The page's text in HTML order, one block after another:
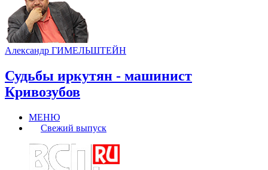
Александр ГИМЕЛЬШТЕЙН
Судьбы иркутян - машинист
Кривозубов
МЕНЮ
Свежий выпуск